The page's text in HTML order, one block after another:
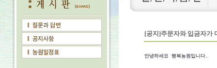
[공지]주문자와 입금자가
안녕하세요 행복농원입니다.